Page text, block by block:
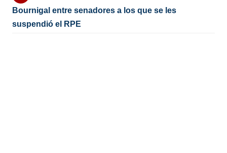
Bournigal entre senadores a los que se les
suspendió el RPE